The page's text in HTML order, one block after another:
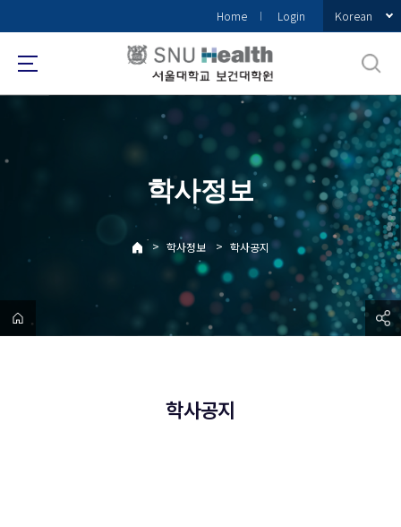
로
메
Home Login Korean
학사정보
> 학사정보 > 학사공지
학사공지